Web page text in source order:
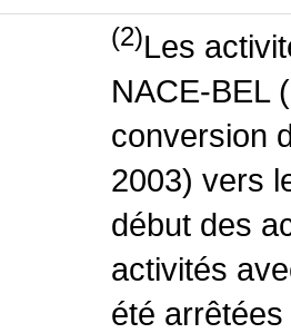
(2)Les
NACE-BEL
conversion
2003) vers
début des
activités
été